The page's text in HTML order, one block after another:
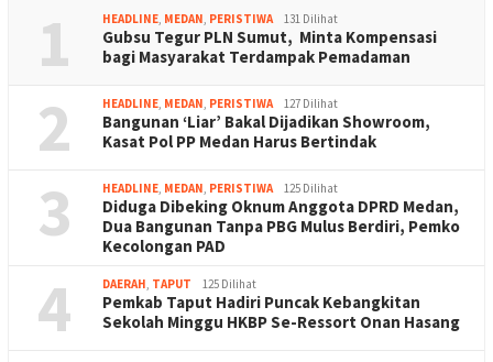
1 HEADLINE, MEDAN, PERISTIWA 131 Dilihat
Gubsu Tegur PLN Sumut, Minta Kompensasi
bagi Masyarakat Terdampak Pemadaman
2 HEADLINE, MEDAN, PERISTIWA 127 Dilihat
Bangunan ‘Liar’ Bakal Dijadikan Showroom,
Kasat Pol PP Medan Harus Bertindak
3 HEADLINE, MEDAN, PERISTIWA 125 Dilihat
Diduga Dibeking Oknum Anggota DPRD Medan,
Dua Bangunan Tanpa PBG Mulus Berdiri, Pemko
Kecolongan PAD
4 DAERAH, TAPUT 125 Dilihat
Pemkab Taput Hadiri Puncak Kebangkitan
Sekolah Minggu HKBP Se-Ressort Onan Hasang